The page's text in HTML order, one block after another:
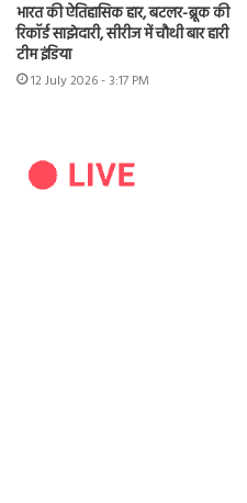
भारत की ऐतिहासिक हार, बटलर-ब्रूक की
रिकॉर्ड साझेदारी, सीरीज में चौथी बार हारी
टीम इंडिया
12 July 2026 - 3:17 PM